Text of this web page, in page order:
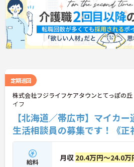
定期巡回
株式会社フジライフケアタウンとてっぽの
イフ
【北海道／帯広市】マイカ
生活相談員の募集です！《正
給料 月収 20.4万円～24.0万